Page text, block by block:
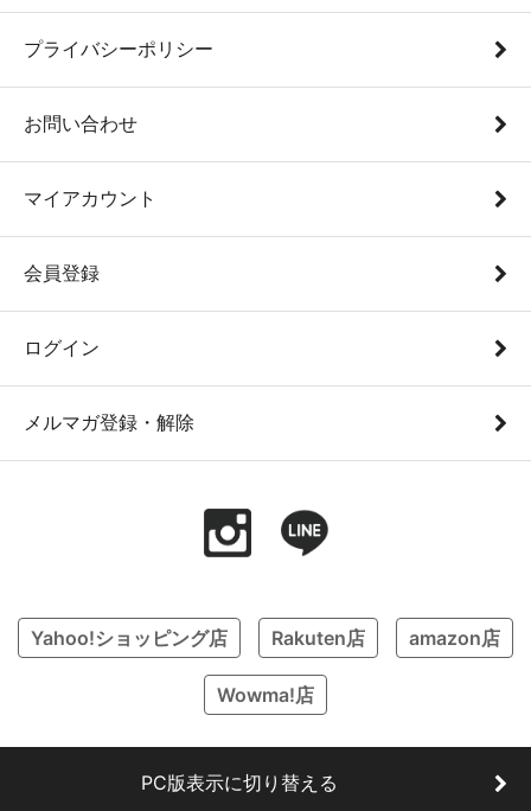
プライバシーポリシー
お問い合わせ
マイアカウント
会員登録
ログイン
メルマガ登録・解除
Yahoo!ショッピング店 Rakuten店 amazon店
Wowma!店
PC版表示に切り替える